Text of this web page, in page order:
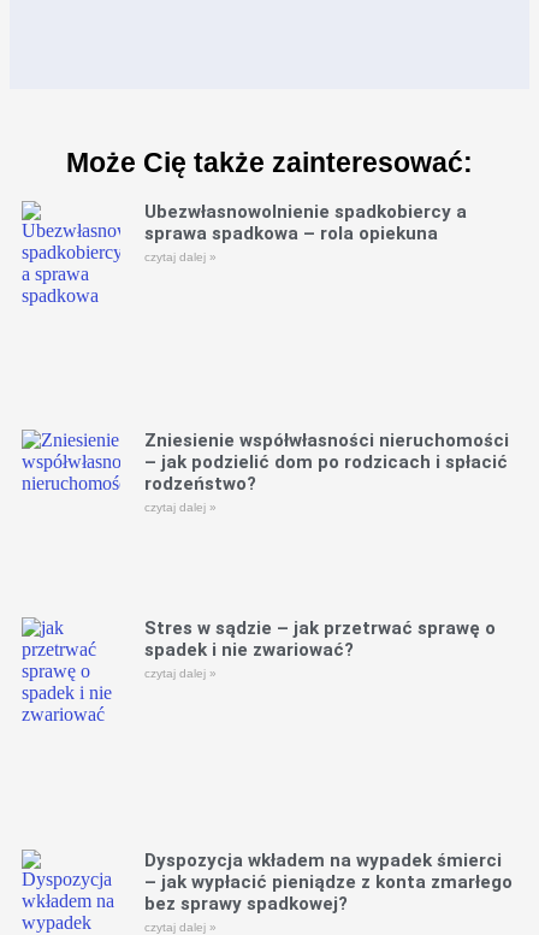
Może Cię także zainteresować:
Ubezwłasnowolnienie spadkobiercy a
sprawa spadkowa – rola opiekuna
czytaj dalej »
Zniesienie współwłasności nieruchomości
– jak podzielić dom po rodzicach i spłacić
rodzeństwo?
czytaj dalej »
Stres w sądzie – jak przetrwać sprawę o
spadek i nie zwariować?
czytaj dalej »
Dyspozycja wkładem na wypadek śmierci
– jak wypłacić pieniądze z konta zmarłego
bez sprawy spadkowej?
czytaj dalej »